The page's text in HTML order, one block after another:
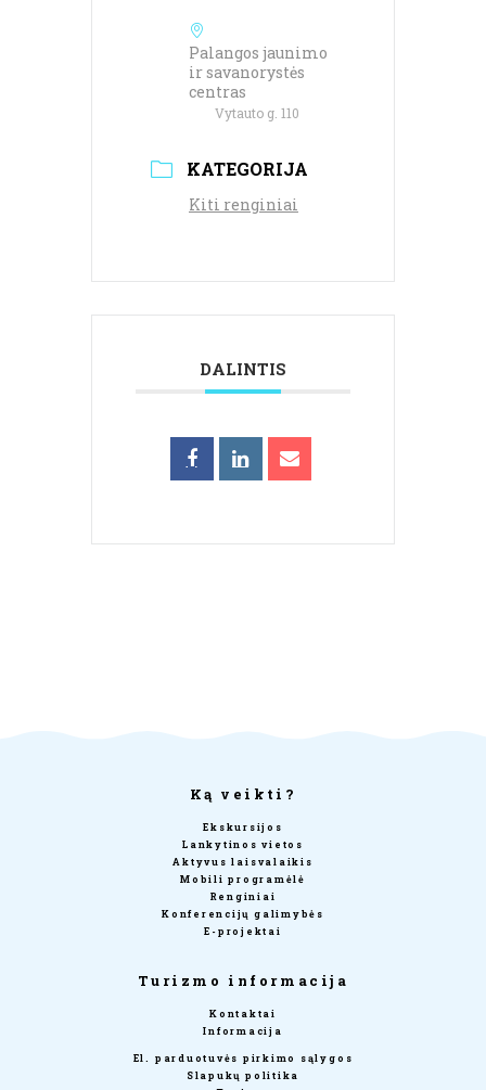
Palangos jaunimo
ir savanorystės
centras
Vytauto g. 110
KATEGORIJA
Kiti renginiai
DALINTIS
Ką veikti?
Ekskursijos
Lankytinos vietos
Aktyvus laisvalaikis
Mobili programėlė
Renginiai
Konferencijų galimybės
E-projektai
Turizmo informacija
Kontaktai
Informacija
El. parduotuvės pirkimo sąlygos
Slapukų politika